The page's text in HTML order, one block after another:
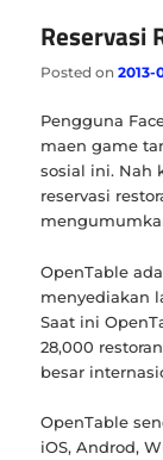
Reservasi
Posted on2013-
Pengguna
maen game
sosial ini. Nah
reservasi
OpenTable
menyediakan
Saat ini
28,000
besar
OpenTable
iOS, Androd,